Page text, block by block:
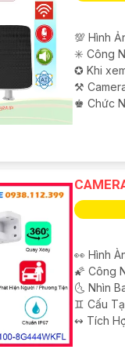
💯 Hình
✳️ Công
✪ Khi
⚒
️♚ Chức
👀 Hình
🌠 Công
🌜 Nhìn
♊ Cấu
️↭ Tích